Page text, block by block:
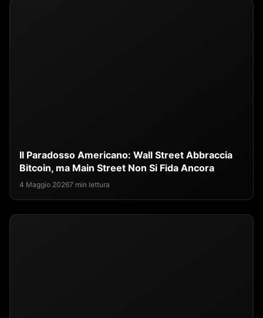
Il Paradosso Americano: Wall Street Abbraccia
Bitcoin, ma Main Street Non Si Fida Ancora
4 Maggio 20267 min lettura